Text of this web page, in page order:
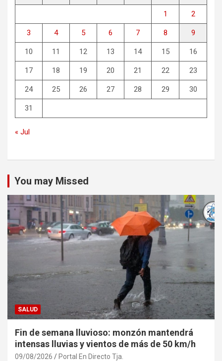
1 2
3 4 5 6 7 8 9
10 11 12 13 14 15 16
17 18 19 20 21 22 23
24 25 26 27 28 29 30
31
« Jul
You may Missed
SALUD
Fin de semana lluvioso: monzón mantendrá
intensas lluvias y vientos de más de 50 km/h
09/08/2026 Portal En Directo Tja.